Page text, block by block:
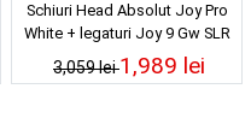
Schiuri Head Absolut Joy Pro
White + legaturi Joy 9 Gw SLR
25/26
3,059 lei1,989 lei